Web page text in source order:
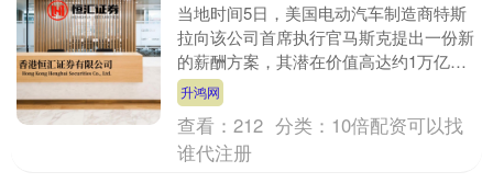
当地时间5日，美国电动汽车制造商特斯
拉向该公司首席执行官马斯克提出一份新
的薪酬方案，其潜在价值高达约1万亿美
元，美媒称，这一巨额薪酬方案在美国企
业史上堪称史无前....
升鸿网
查看：212 分类： 10倍配资可以找
谁代注册